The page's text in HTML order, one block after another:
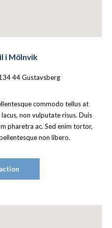
i Mölnvik
44 Gustavsberg
commodo tellus at
non vulputate risus. Duis
pharetra ac. Sed enim tortor,
non libero.